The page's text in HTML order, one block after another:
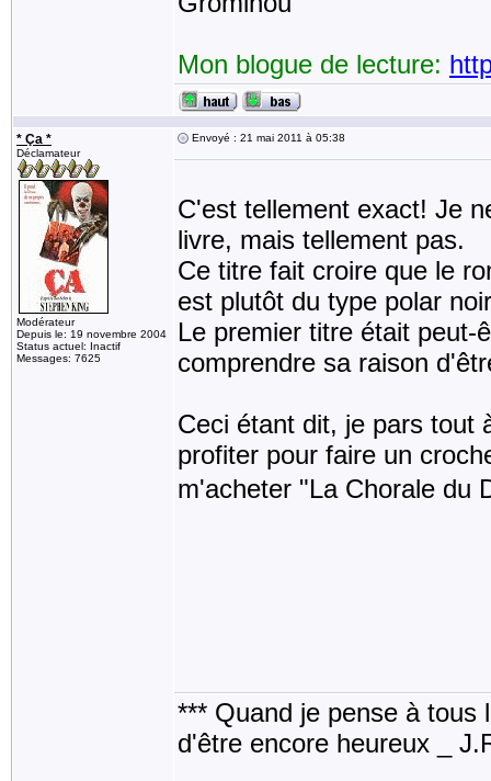
Mon blogue de lecture:
* Ça *
Déclamateur
Modérateur
Depuis le: 19 novembre 2004
Status actuel: Inactif
Messages: 7625
Envoyé : 21 mai 2011 à 05:38
C'est tellement exact! Je
livre, mais tellement pas.
Ce titre fait croire que le
est plutôt du type polar
Le premier titre était peut-
comprendre sa raison
Ceci étant dit, je pars tout
profiter pour faire un
m'acheter "La Chorale du
*** Quand je pense à tous
d'être encore heureux _